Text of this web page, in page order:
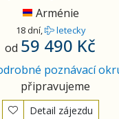
Arménie
18 dní, letecky
od 59 490 Kč
poznávací
připravujeme
Detail zájezdu